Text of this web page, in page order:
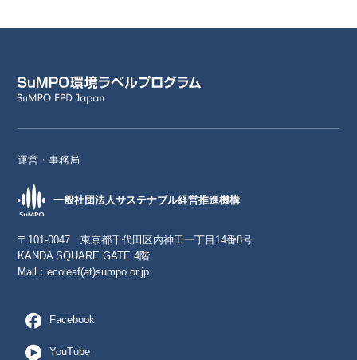
運営・事務局
一般社団法人サステナブル経営推進機構
〒101-0047 東京都千代田区内神田一丁目14番8号
KANDA SQUARE GATE 4階
Mail：ecoleaf(at)sumpo.or.jp
Facebook
YouTube